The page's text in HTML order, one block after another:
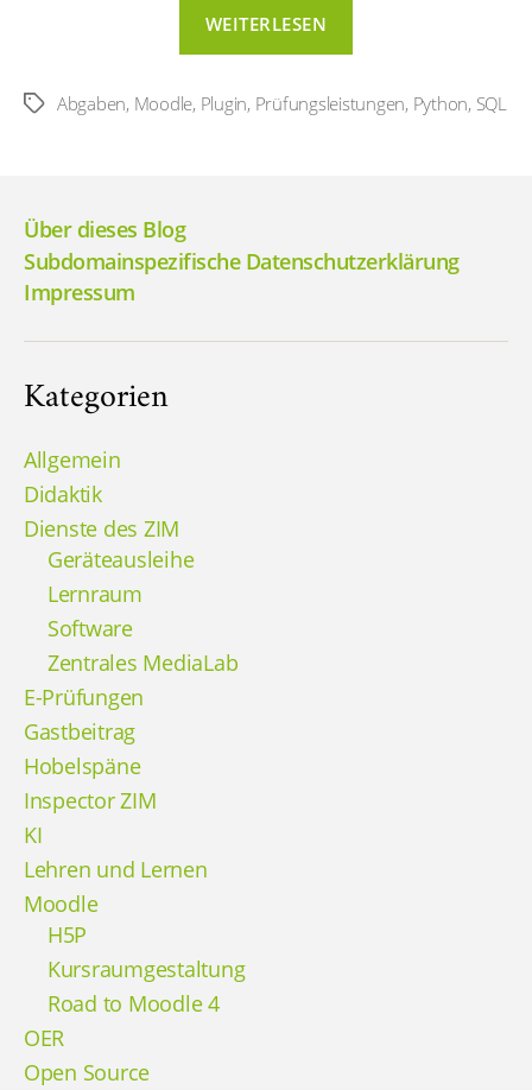
WEITERLESEN
Schlagwörter
Abgaben, Moodle, Plugin, Prüfungsleistungen, Python, SQL
Über dieses Blog
Subdomainspezifische Datenschutzerklärung
Impressum
Kategorien
Allgemein
Didaktik
Dienste des ZIM
Geräteausleihe
Lernraum
Software
Zentrales MediaLab
E-Prüfungen
Gastbeitrag
Hobelspäne
Inspector ZIM
KI
Lehren und Lernen
Moodle
H5P
Kursraumgestaltung
Road to Moodle 4
OER
Open Source